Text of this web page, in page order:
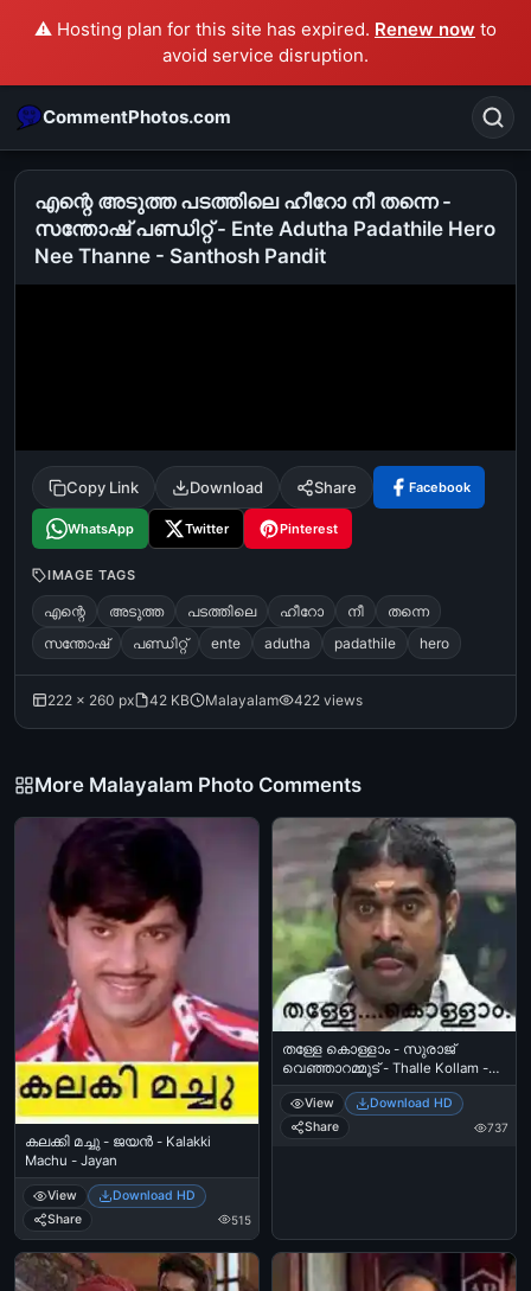
⚠️ Hosting plan for this site has expired. Renew now to
avoid service disruption.
CommentPhotos.com
എന്റെ അടുത്ത പടത്തിലെ ഹീറോ നീ തന്നെ -
സന്തോഷ്‌ പണ്ഡിറ്റ്‌ - Ente Adutha Padathile Hero
Nee Thanne - Santhosh Pandit
Copy Link Download Share Facebook
WhatsApp Twitter Pinterest
IMAGE TAGS
എന്റെ അടുത്ത പടത്തിലെ ഹീറോ നീ
തന്നെ
സന്തോഷ്‌
പണ്ഡിറ്റ്‌ ente adutha padathile hero
222 × 260 px 42 KB Malayalam 422 views
More Malayalam Photo Comments
കലക്കി മച്ചു - ജയന്‍ - Kalakki
Machu - Jayan
View
Download HD
Share
515
തള്ളേ കൊള്ളാം - സുരാജ്
വെഞ്ഞാറമ്മൂട് - Thalle Kollam -
Suraj Venjarammood
View
Download HD
Share
737